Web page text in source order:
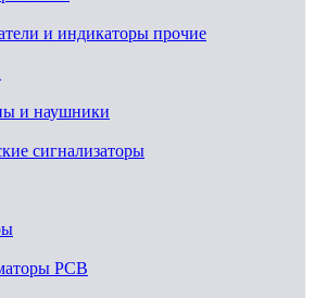
и индикаторы прочие
и наушники
сигнализаторы
PCB